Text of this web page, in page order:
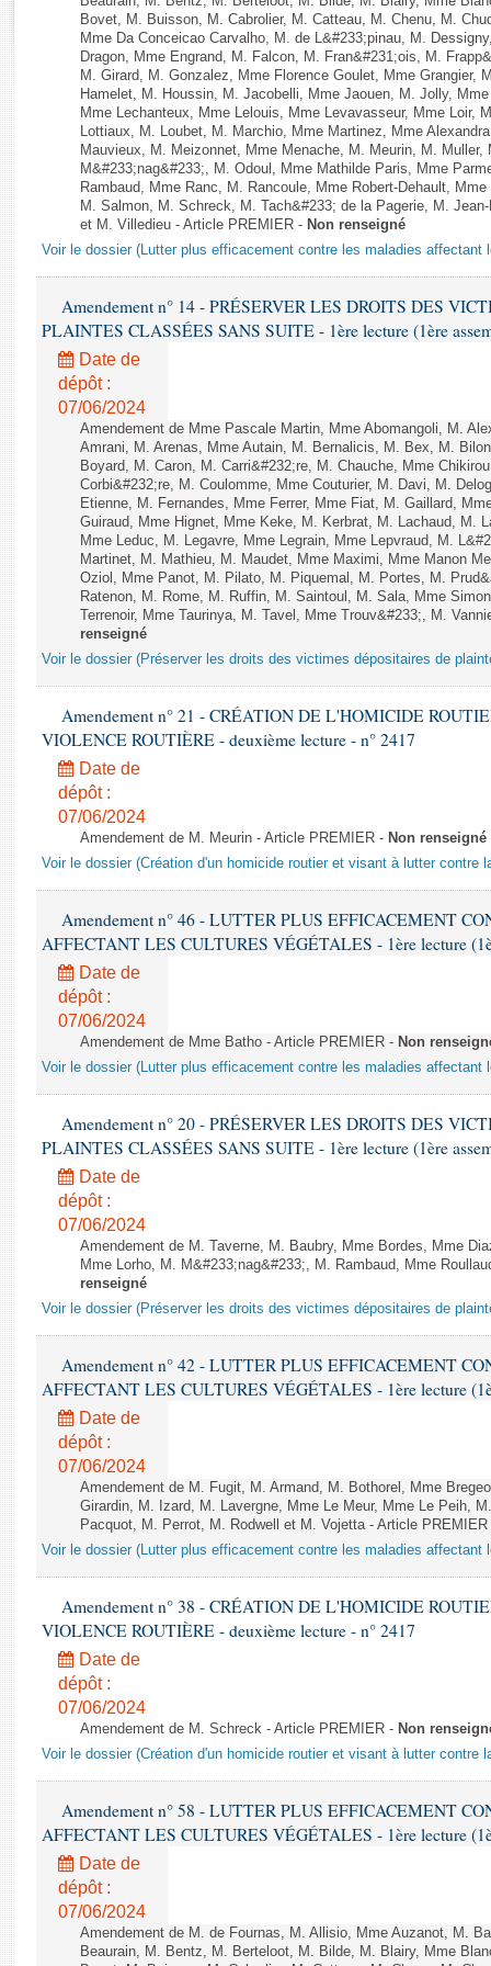
Rapports d'enquête
Rapports législatifs
Rapports sur l'application des lois
Baromètre de l’application des lois
Dossiers législatifs
Budget et sécurité sociale
Questions écrites et orales
Comptes rendus des débats
Bovet, M. Buisson, M. Cabrolier, M. Catteau, M. Chenu, M.
Mme Da Conceicao Carvalho, M. de L&#233;pinau, M.
Dragon, Mme Engrand, M. Falcon, M. Fran&#231;ois, M.
M. Girard, M. Gonzalez, Mme Florence Goulet, Mme Grangier,
Hamelet, M. Houssin, M. Jacobelli, Mme Jaouen, M. Jolly,
Mme Lechanteux, Mme Lelouis, Mme Levavasseur, Mme Loir,
Lottiaux, M. Loubet, M. Marchio, Mme Martinez, Mme
Mauvieux, M. Meizonnet, Mme Menache, M. Meurin, M. Muller,
M&#233;nag&#233;, M. Odoul, Mme Mathilde Paris, Mme
Rambaud, Mme Ranc, M. Rancoule, Mme Robert-Dehault,
M. Salmon, M. Schreck, M. Tach&#233; de la Pagerie, M.
et M. Villedieu - Article PREMIER - Non renseigné
Voir le dossier (Lutter plus efficacement contre les maladies affectant
Amendement n° 14 - PRÉSERVER LES DROITS DES
PLAINTES CLASSÉES SANS SUITE - 1ère lecture (1ère
Date de
dépôt :
07/06/2024
Amendement de Mme Pascale Martin, Mme Abomangoli, M.
Amrani, M. Arenas, Mme Autain, M. Bernalicis, M. Bex, M.
Boyard, M. Caron, M. Carri&#232;re, M. Chauche, Mme
Corbi&#232;re, M. Coulomme, Mme Couturier, M. Davi, M.
Etienne, M. Fernandes, Mme Ferrer, Mme Fiat, M. Gaillard,
Guiraud, Mme Hignet, Mme Keke, M. Kerbrat, M. Lachaud, M.
Mme Leduc, M. Legavre, Mme Legrain, Mme Lepvraud, M.
Martinet, M. Mathieu, M. Maudet, Mme Maximi, Mme Manon
Oziol, Mme Panot, M. Pilato, M. Piquemal, M. Portes, M.
Ratenon, M. Rome, M. Ruffin, M. Saintoul, M. Sala, Mme
Terrenoir, Mme Taurinya, M. Tavel, Mme Trouv&#233;, M.
renseigné
Voir le dossier (Préserver les droits des victimes dépositaires de
Amendement n° 21 - CRÉATION DE L'HOMICIDE
VIOLENCE ROUTIÈRE - deuxième lecture - n° 2417
Date de
dépôt :
07/06/2024
Amendement de M. Meurin - Article PREMIER - Non renseigné
Voir le dossier (Création d'un homicide routier et visant à lutter contre
Amendement n° 46 - LUTTER PLUS EFFICACEMENT
AFFECTANT LES CULTURES VÉGÉTALES - 1ère lecture
Date de
dépôt :
07/06/2024
Amendement de Mme Batho - Article PREMIER - Non
Voir le dossier (Lutter plus efficacement contre les maladies affectant
Amendement n° 20 - PRÉSERVER LES DROITS DES
PLAINTES CLASSÉES SANS SUITE - 1ère lecture (1ère
Date de
dépôt :
07/06/2024
Amendement de M. Taverne, M. Baubry, Mme Bordes, Mme
Mme Lorho, M. M&#233;nag&#233;, M. Rambaud, Mme
renseigné
Voir le dossier (Préserver les droits des victimes dépositaires de
Amendement n° 42 - LUTTER PLUS EFFICACEMENT
AFFECTANT LES CULTURES VÉGÉTALES - 1ère lecture
Date de
dépôt :
07/06/2024
Amendement de M. Fugit, M. Armand, M. Bothorel, Mme
Girardin, M. Izard, M. Lavergne, Mme Le Meur, Mme Le Peih,
Pacquot, M. Perrot, M. Rodwell et M. Vojetta - Article
Voir le dossier (Lutter plus efficacement contre les maladies affectant
Amendement n° 38 - CRÉATION DE L'HOMICIDE
VIOLENCE ROUTIÈRE - deuxième lecture - n° 2417
Date de
dépôt :
07/06/2024
Amendement de M. Schreck - Article PREMIER - Non
Voir le dossier (Création d'un homicide routier et visant à lutter contre
Amendement n° 58 - LUTTER PLUS EFFICACEMENT
AFFECTANT LES CULTURES VÉGÉTALES - 1ère lecture
Date de
dépôt :
07/06/2024
Amendement de M. de Fournas, M. Allisio, Mme Auzanot, M.
Beaurain, M. Bentz, M. Berteloot, M. Bilde, M. Blairy, Mme